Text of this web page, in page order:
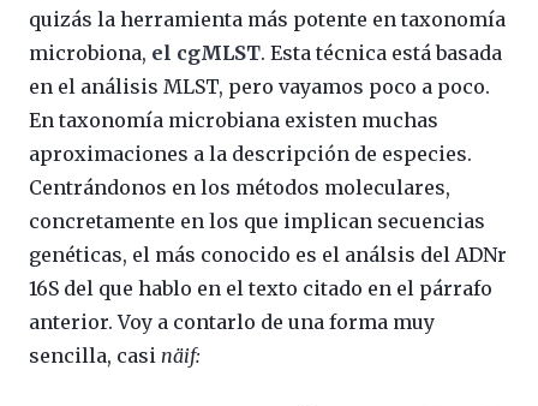
quizás la herramienta más potente en taxonomía
microbiona, el cgMLST. Esta técnica está basada
en el análisis MLST, pero vayamos poco a poco.
En taxonomía microbiana existen muchas
aproximaciones a la descripción de especies.
Centrándonos en los métodos moleculares,
concretamente en los que implican secuencias
genéticas, el más conocido es el análsis del ADNr
16S del que hablo en el texto citado en el párrafo
anterior. Voy a contarlo de una forma muy
sencilla, casi näif: